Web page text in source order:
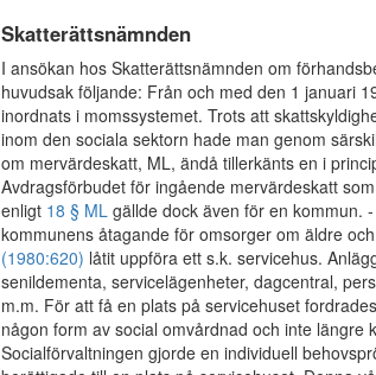
Skatterättsnämnden
I ansökan hos Skatterättsnämnden om
huvudsak följande: Från och med den 1 januari
inordnats i momssystemet. Trots att
inom den sociala sektorn hade man genom
om mervärdeskatt, ML, ändå tillerkänts en i
Avdragsförbudet för ingående mervärdeskatt
enligt 18 § ML gällde dock även för en kommun.
kommunens åtagande för omsorger om äldre
(1980:620) låtit uppföra ett s.k. servicehus.
senildementa, servicelägenheter, dagcentral,
m.m. För att få en plats på servicehuset
någon form av social omvårdnad och inte längre
Socialförvaltningen gjorde en individuell